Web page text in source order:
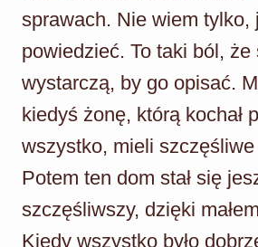
sprawach. Nie wiem tylko,
powiedzieć. To taki ból, że
wystarczą, by go opisać.
kiedyś żonę, którą kochał
wszystko, mieli szczęśliwe
Potem ten dom stał się
szczęśliwszy, dzięki
Kiedy wszystko było